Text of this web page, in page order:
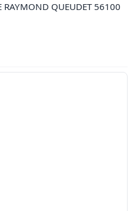
RAYMOND QUEUDET 56100